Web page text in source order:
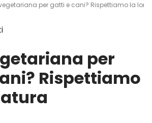
per gatti e cani? Rispettiamo la loro
per
Rispettiamo